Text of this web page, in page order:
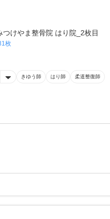
枚
きゆう師 はり師 柔道整復師